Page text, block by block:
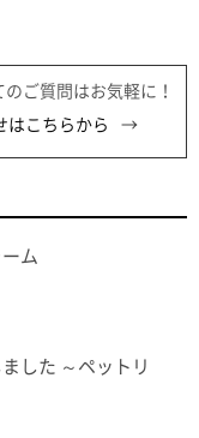
ご質問はお気軽に！
はこちらから
ム
した ～ペットリ